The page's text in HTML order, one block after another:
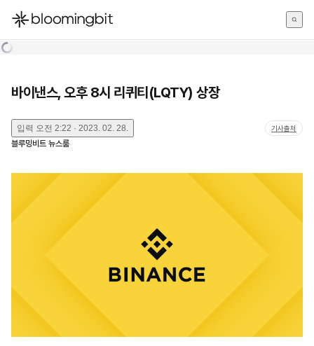
한국어
바이낸스, 오후 8시 리퀴티(LQTY) 상장
입력 오전 2:22 · 2023. 02. 28. 기사출처
블루밍비트 뉴스룸